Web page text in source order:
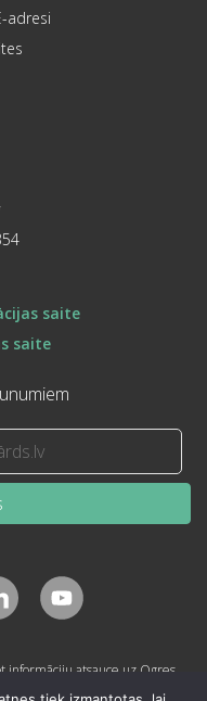
adresi
saite
saite
atsauce uz Ogres